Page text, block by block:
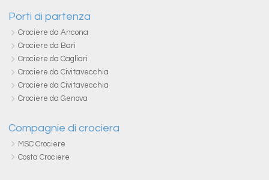
Porti di partenza
Crociere da Ancona
Crociere da Bari
Crociere da Cagliari
Crociere da Civitavecchia
Crociere da Civitavecchia
Crociere da Genova
Compagnie di crociera
MSC Crociere
Costa Crociere